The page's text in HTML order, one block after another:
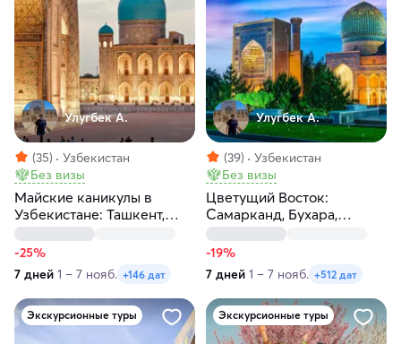
Улугбек А.
(35)
Узбекистан
Без визы
Майские каникулы в
Узбекистане: Ташкент,
Самарканд, Бухара
-25%
7 дней 1 – 7 нояб. +146 дат
Улугбек А.
(39)
Узбекистан
Без визы
Цветущий Восток:
Самарканд, Бухара,
Ташкент за 7 дней
-19%
7 дней 1 – 7 нояб. +512 дат
Экскурсионные туры Экскурсионные туры